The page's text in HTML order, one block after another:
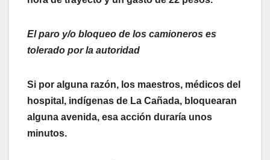
El paro y/o bloqueo de los camioneros es
tolerado por la autoridad
Si por alguna razón, los maestros, médicos del
hospital, indígenas de La Cañada, bloquearan
alguna avenida, esa acción duraría unos
minutos.